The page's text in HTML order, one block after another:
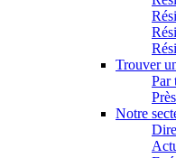
Trouver
Par
Notre